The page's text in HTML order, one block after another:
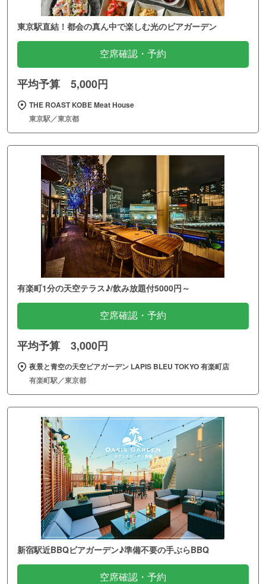
東京駅直結！都会の真ん中で楽しむ光のビアガーデン
空席確認・予約
平均予算 5,000円
THE ROAST KOBE Meat House
東京駅／東京都
有楽町1分の天空テラス♪/飲み放題付5000円～
空席確認・予約
平均予算 3,000円
夜景と青空の天空ビアガーデン LAPIS BLEU TOKYO 有楽町店
有楽町駅／東京都
新宿駅近BBQビアガーデン♪準備不要の手ぶらBBQ
空席確認・予約